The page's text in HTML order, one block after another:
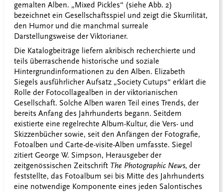
gemalten Alben. „Mixed Pickles“ (siehe Abb. 2)
bezeichnet ein Gesellschaftsspiel und zeigt die Skurrilität,
den Humor und die manchmal surreale
Darstellungsweise der Viktorianer.
Die Katalogbeiträge liefern akribisch recherchierte und
teils überraschende historische und soziale
Hintergrundinformationen zu den Alben. Elizabeth
Siegels ausführlicher Aufsatz „Society Cutups“ erklärt die
Rolle der Fotocollagealben in der viktorianischen
Gesellschaft. Solche Alben waren Teil eines Trends, der
bereits Anfang des Jahrhunderts begann. Seitdem
existierte eine regelrechte Album-Kultur, die Vers- und
Skizzenbücher sowie, seit den Anfängen der Fotografie,
Fotoalben und Carte-de-visite-Alben umfasste. Siegel
zitiert George W. Simpson, Herausgeber der
zeitgenössischen Zeitschrift The Photographic News, der
feststellte, das Fotoalbum sei bis Mitte des Jahrhunderts
eine notwendige Komponente eines jeden Salontisches